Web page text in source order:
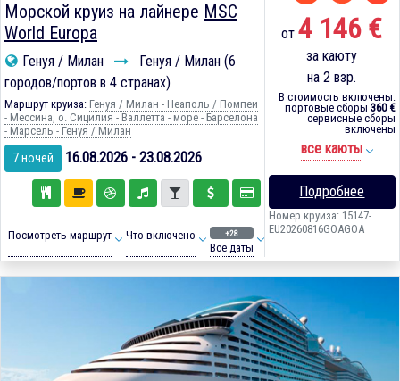
Морской круиз на лайнере MSC
World Europa
Генуя / Милан
Генуя / Милан (6
городов/портов в 4 странах)
Маршрут круиза: Генуя / Милан - Неаполь / Помпеи
- Мессина, о. Сицилия - Валлетта - море - Барселона
- Марсель - Генуя / Милан
7 ночей 16.08.2026 - 23.08.2026
Посмотреть маршрут Что включено +28
Все даты
от4 146 €
за каюту
на 2 взр.
В стоимость включены:
портовые сборы 360 €
сервисные сборы
включены
все каюты
Подробнее
Номер круиза: 15147-
EU20260816GOAGOA